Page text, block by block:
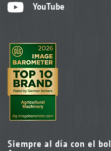
anclaje
YouTube
Siempre al día con el